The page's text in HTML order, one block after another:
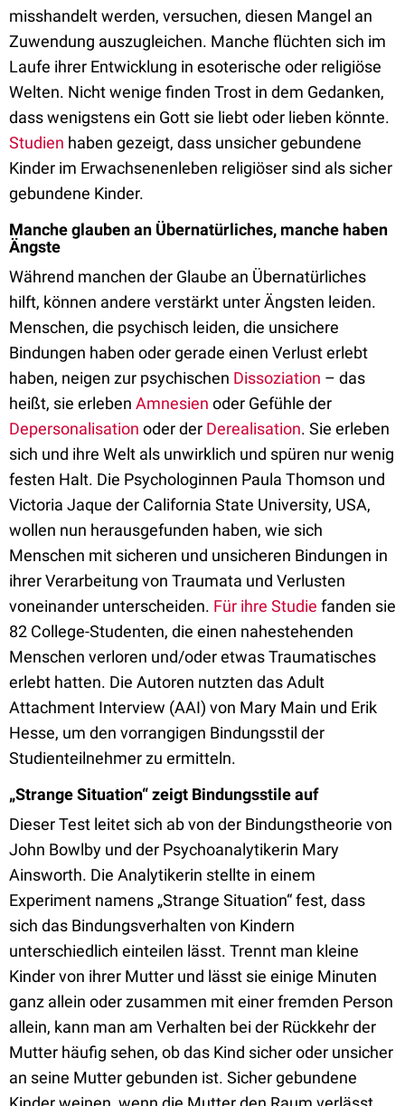
misshandelt werden, versuchen, diesen Mangel an
Zuwendung auszugleichen. Manche flüchten sich im
Laufe ihrer Entwicklung in esoterische oder religiöse
Welten. Nicht wenige finden Trost in dem Gedanken,
dass wenigstens ein Gott sie liebt oder lieben könnte.
Studien haben gezeigt, dass unsicher gebundene
Kinder im Erwachsenenleben religiöser sind als sicher
gebundene Kinder.
Manche glauben an Übernatürliches, manche haben
Ängste
Während manchen der Glaube an Übernatürliches
hilft, können andere verstärkt unter Ängsten leiden.
Menschen, die psychisch leiden, die unsichere
Bindungen haben oder gerade einen Verlust erlebt
haben, neigen zur psychischen Dissoziation – das
heißt, sie erleben Amnesien oder Gefühle der
Depersonalisation oder der Derealisation. Sie erleben
sich und ihre Welt als unwirklich und spüren nur wenig
festen Halt. Die Psychologinnen Paula Thomson und
Victoria Jaque der California State University, USA,
wollen nun herausgefunden haben, wie sich
Menschen mit sicheren und unsicheren Bindungen in
ihrer Verarbeitung von Traumata und Verlusten
voneinander unterscheiden. Für ihre Studie fanden sie
82 College-Studenten, die einen nahestehenden
Menschen verloren und/oder etwas Traumatisches
erlebt hatten. Die Autoren nutzten das Adult
Attachment Interview (AAI) von Mary Main und Erik
Hesse, um den vorrangigen Bindungsstil der
Studienteilnehmer zu ermitteln.
„Strange Situation“ zeigt Bindungsstile auf
Dieser Test leitet sich ab von der Bindungstheorie von
John Bowlby und der Psychoanalytikerin Mary
Ainsworth. Die Analytikerin stellte in einem
Experiment namens „Strange Situation“ fest, dass
sich das Bindungsverhalten von Kindern
unterschiedlich einteilen lässt. Trennt man kleine
Kinder von ihrer Mutter und lässt sie einige Minuten
ganz allein oder zusammen mit einer fremden Person
allein, kann man am Verhalten bei der Rückkehr der
Mutter häufig sehen, ob das Kind sicher oder unsicher
an seine Mutter gebunden ist. Sicher gebundene